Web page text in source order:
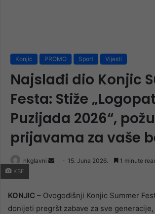
Konjic PROMO Sport Vijesti
Najslađi dio Konjic
Festa: Stiže „Logopat
Puzijada 2026“,
prijavama za vaše
nkglavni
Send 15. Juna 2026. 1 minute
KSF
KONJIC – Ovogodišnji Konjic Summer
donijeti pregršt zabave za sve generacije,